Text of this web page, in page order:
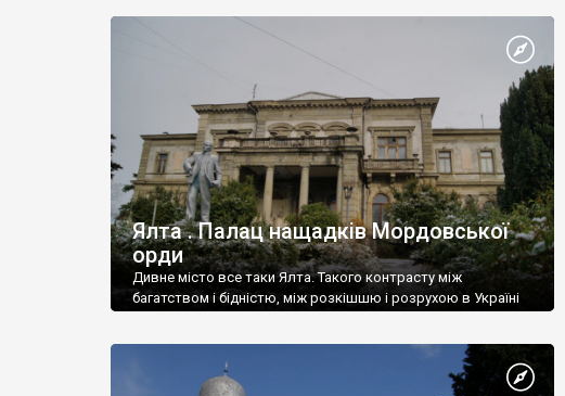
Ялта . Палац нащадків Мордовської
орди
Дивне місто все таки Ялта. Такого контрасту між
багатством і бідністю, між розкішшю і розрухою в Україні